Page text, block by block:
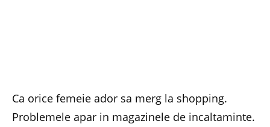
Ca orice femeie ador sa merg la shopping.
Problemele apar in magazinele de incaltaminte.